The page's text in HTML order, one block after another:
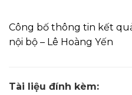
Công bố thông tin kết
nội bộ – Lê Hoàng Yến
Tài liệu đính kèm: